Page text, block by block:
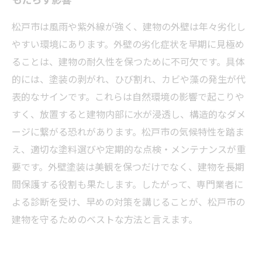
松戸市は風雨や紫外線が強く、建物の外壁は年々劣化し
やすい環境にあります。外壁の劣化症状を早期に見極め
ることは、建物の耐久性を保つために不可欠です。具体
的には、塗装の剥がれ、ひび割れ、カビや藻の発生が代
表的なサインです。これらは自然環境の影響で起こりや
すく、放置すると建物内部に水が浸透し、構造的なダメ
ージに繋がる恐れがあります。松戸市の気候特性を踏ま
え、適切な塗料選びや定期的な点検・メンテナンスが重
要です。外壁塗装は美観を保つだけでなく、建物を長期
間保護する役割も果たします。したがって、専門業者に
よる診断を受け、早めの対策を講じることが、松戸市の
建物を守るためのベストな方法と言えます。